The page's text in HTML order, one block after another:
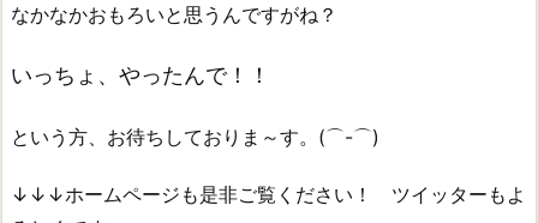
なかなかおもろいと思うんですがね？
いっちょ、やったんで！！
という方、お待ちしておりま～す。(⌒-⌒)
↓↓↓ホームページも是非ご覧ください！ ツイッターもよ